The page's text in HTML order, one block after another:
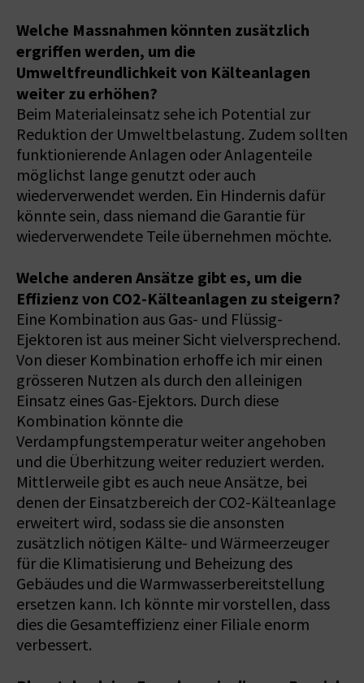
Welche Massnahmen könnten zusätzlich
ergriffen werden, um die
Umweltfreundlichkeit von Kälteanlagen
weiter zu erhöhen?
Beim Materialeinsatz sehe ich Potential zur
Reduktion der Umweltbelastung. Zudem sollten
funktionierende Anlagen oder Anlagenteile
möglichst lange genutzt oder auch
wiederverwendet werden. Ein Hindernis dafür
könnte sein, dass niemand die Garantie für
wiederverwendete Teile übernehmen möchte.
Welche anderen Ansätze gibt es, um die
Effizienz von CO2-Kälteanlagen zu steigern?
Eine Kombination aus Gas- und Flüssig-
Ejektoren ist aus meiner Sicht vielversprechend.
Von dieser Kombination erhoffe ich mir einen
grösseren Nutzen als durch den alleinigen
Einsatz eines Gas-Ejektors. Durch diese
Kombination könnte die
Verdampfungstemperatur weiter angehoben
und die Überhitzung weiter reduziert werden.
Mittlerweile gibt es auch neue Ansätze, bei
denen der Einsatzbereich der CO2-Kälteanlage
erweitert wird, sodass sie die ansonsten
zusätzlich nötigen Kälte- und Wärmeerzeuger
für die Klimatisierung und Beheizung des
Gebäudes und die Warmwasserbereitstellung
ersetzen kann. Ich könnte mir vorstellen, dass
dies die Gesamteffizienz einer Filiale enorm
verbessert.